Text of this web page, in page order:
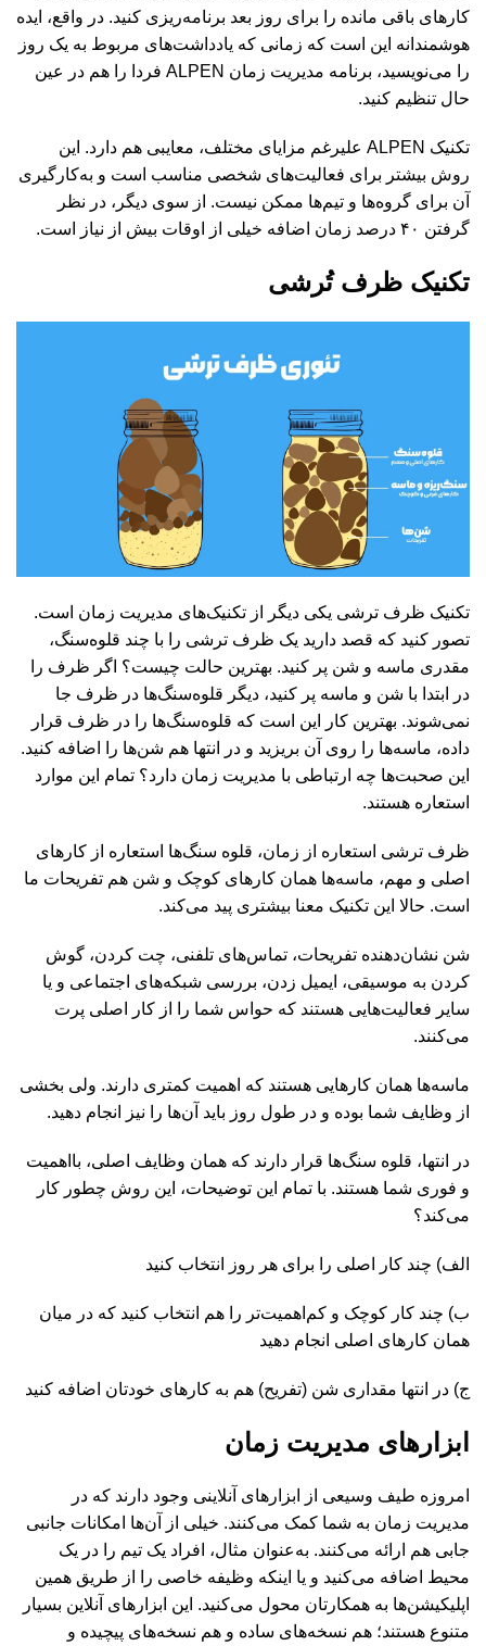
کارهای باقی مانده را برای روز بعد برنامه‌ریزی کنید. در واقع، ایده
هوشمندانه این است که زمانی که یادداشت‌های مربوط به یک روز
را می‌نویسید، برنامه مدیریت زمان ALPEN فردا را هم در عین
حال تنظیم کنید.
تکنیک ALPEN علیرغم مزایای مختلف، معایبی هم دارد. این
روش بیشتر برای فعالیت‌های شخصی مناسب است و به‌کارگیری
آن برای گروه‌ها و تیم‌ها ممکن نیست. از سوی دیگر، در نظر
گرفتن ۴۰ درصد زمان اضافه خیلی از اوقات بیش از نیاز است.
تکنیک ظرف تُرشی
تکنیک ظرف ترشی یکی دیگر از تکنیک‌های مدیریت زمان است.
تصور کنید که قصد دارید یک ظرف ترشی را با چند قلوه‌سنگ،
مقدری ماسه و شن پر کنید. بهترین حالت چیست؟ اگر ظرف را
در ابتدا با شن و ماسه پر کنید، دیگر قلوه‌سنگ‌ها در ظرف جا
نمی‌شوند. بهترین کار این است که قلوه‌سنگ‌ها را در ظرف قرار
داده، ماسه‌ها را روی آن بریزید و در انتها هم شن‌ها را اضافه کنید.
این صحبت‌ها چه ارتباطی با مدیریت زمان دارد؟ تمام این موارد
استعاره هستند.
ظرف ترشی استعاره از زمان،‌ قلوه‌ سنگ‌ها استعاره از کارهای
اصلی و مهم، ماسه‌ها همان کارهای کوچک و شن هم تفریحات ما
است. حالا این تکنیک معنا بیشتری پید می‌کند.
شن نشان‌دهنده تفریحات، تماس‌های تلفنی، چت کردن،‌ گوش
کردن به موسیقی، ایمیل زدن، بررسی شبکه‌های اجتماعی و یا
سایر فعالیت‌هایی هستند که حواس شما را از کار اصلی پرت
می‌کنند.
ماسه‌ها همان‌ کارهایی هستند که اهمیت کمتری دارند. ولی بخشی
از وظایف شما بوده و در طول روز باید آن‌ها را نیز انجام دهید.
در انتها، قلوه سنگ‌ها قرار دارند که همان وظایف اصلی، بااهمیت
و فوری شما هستند. با تمام این توضیحات، این روش چطور کار
می‌کند؟
الف) چند کار اصلی را برای هر روز انتخاب کنید
ب) چند کار کوچک و کم‌اهمیت‌تر را هم انتخاب کنید که در میان
همان کارهای اصلی انجام دهید
ج) در انتها مقداری شن (تفریح) هم به کارهای خودتان اضافه کنید
ابزارهای مدیریت زمان
امروزه طیف وسیعی از ابزارهای آنلاینی وجود دارند که در
مدیریت زمان به شما کمک می‌کنند. خیلی از آن‌ها امکانات جانبی
جابی هم ارائه می‌کنند. به‌عنوان مثال، افراد یک تیم را در یک
محیط اضافه می‌کنید و یا اینکه وظیفه خاصی را از طریق همین
اپلیکیشن‌ها به همکارتان محول می‌کنید. این ابزارهای آنلاین بسیار
متنوع هستند؛ هم نسخه‌های ساده و هم نسخه‌های پیچیده و